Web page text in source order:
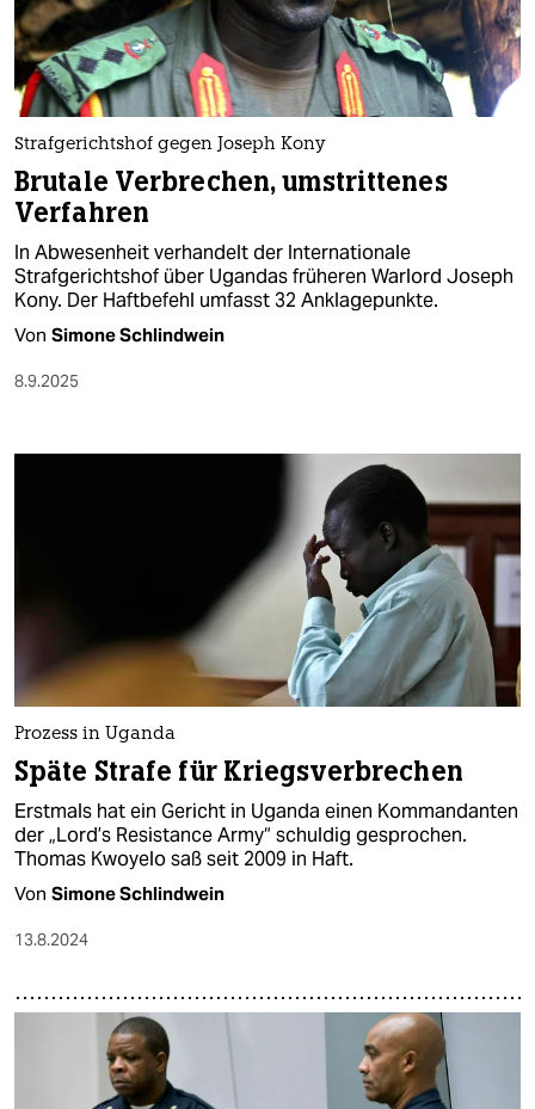
nord
wahrheit
verlag
verlag
veranstaltungen
shop
fragen & hilfe
unterstützen
Strafgerichtshof gegen Joseph Kony
Brutale Verbrechen, umstrittenes
Verfahren
In Abwesenheit verhandelt der Internationale
Strafgerichtshof über Ugandas früheren Warlord Joseph
Kony. Der Haftbefehl umfasst 32 Anklagepunkte.
Von Simone Schlindwein
8.9.2025
Prozess in Uganda
Späte Strafe für Kriegsverbrechen
Erstmals hat ein Gericht in Uganda einen Kommandanten
der „Lord’s Resistance Army“ schuldig gesprochen.
Thomas Kwoyelo saß seit 2009 in Haft.
Von Simone Schlindwein
13.8.2024